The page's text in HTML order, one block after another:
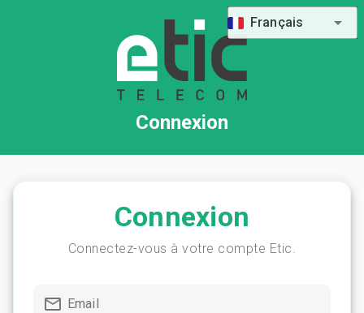
Français
Connexion
Connexion
Connectez-vous à votre compte Etic.
Email